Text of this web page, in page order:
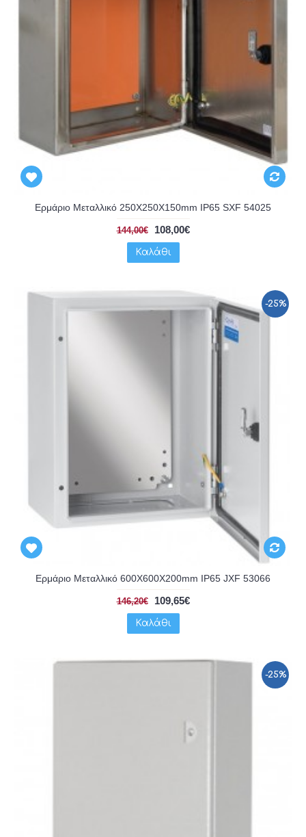
Ερμάριο Μεταλλικό 250X250X150mm IP65 SXF 54025
144,00€ 108,00€
Καλάθι
-25%
Ερμάριο Μεταλλικό 600X600X200mm IP65 JXF 53066
146,20€ 109,65€
Καλάθι
-25%